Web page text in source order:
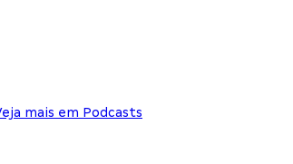
mais em Podcasts